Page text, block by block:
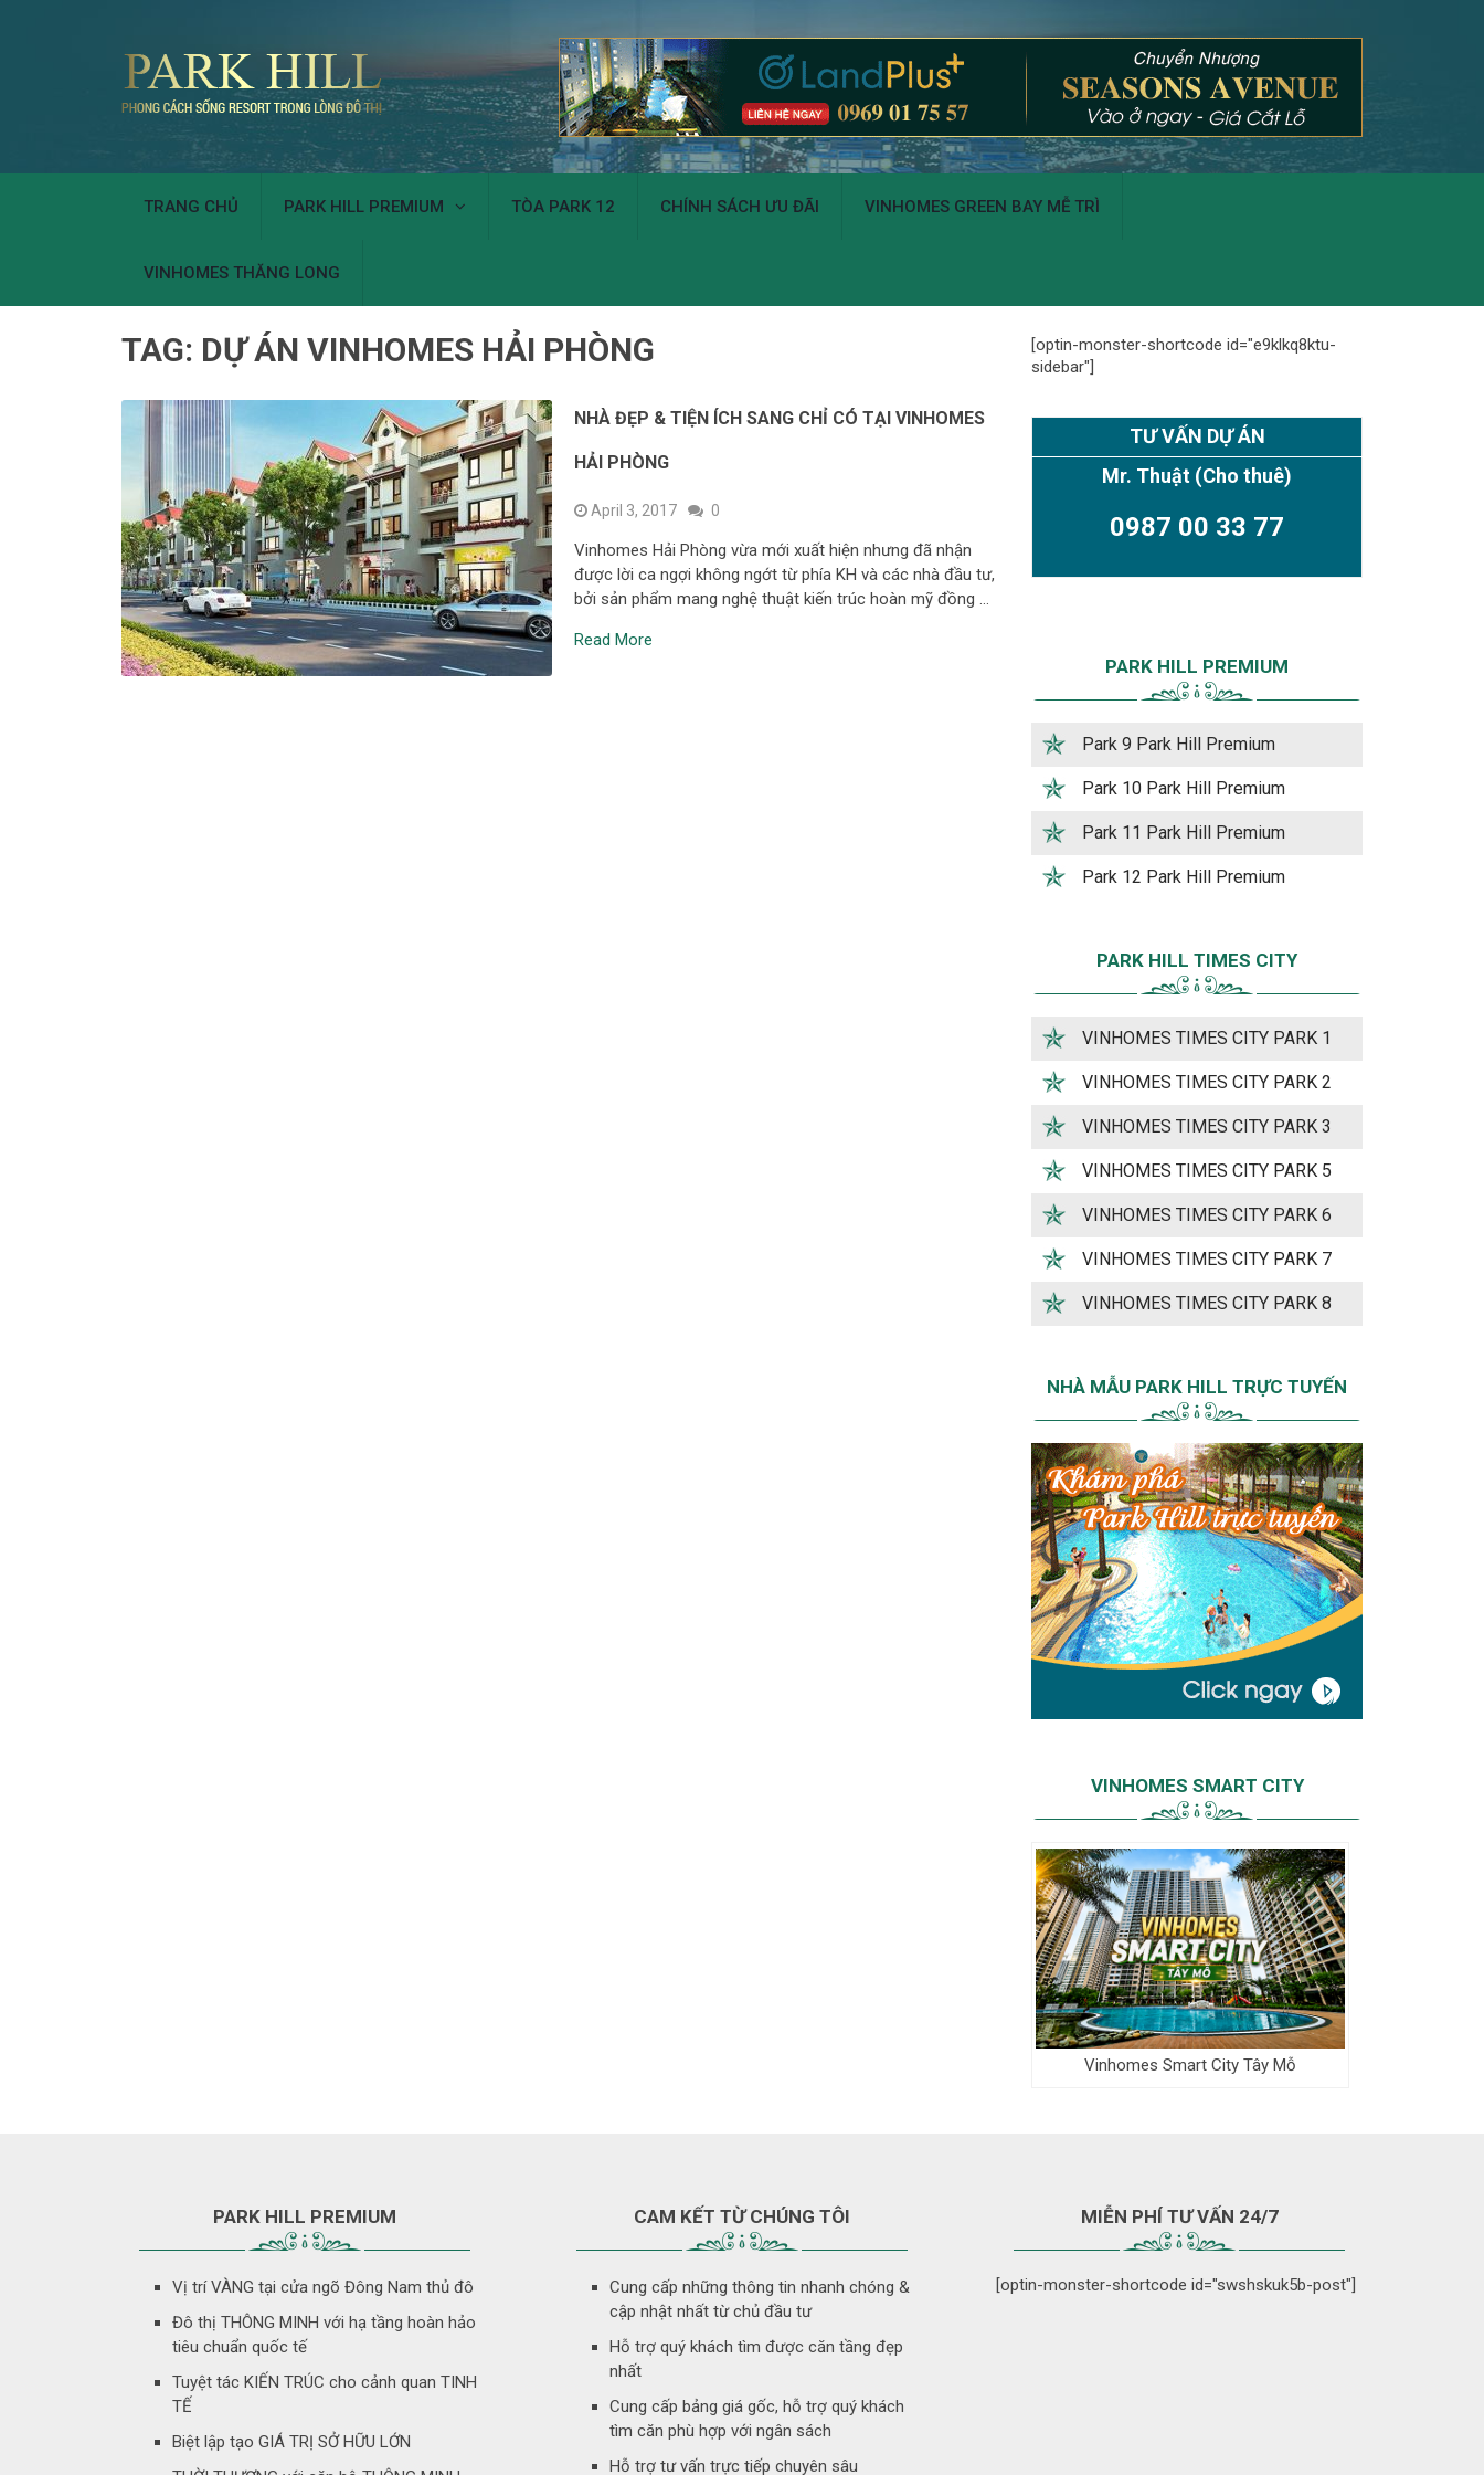
TRANG CHỦ PARK HILL PREMIUM TÒA PARK 12 CHÍNH SÁCH ƯU ĐÃI VINHOMES GREEN BAY MỄ TRÌ
VINHOMES THĂNG LONG
TAG: DỰ ÁN VINHOMES HẢI PHÒNG
NHÀ ĐẸP & TIỆN ÍCH SANG CHỈ CÓ TẠI VINHOMES
HẢI PHÒNG
April 3, 2017 0
Vinhomes Hải Phòng vừa mới xuất hiện nhưng đã nhận
được lời ca ngợi không ngớt từ phía KH và các nhà đầu tư,
bởi sản phẩm mang nghệ thuật kiến trúc hoàn mỹ đồng …
Read More
[optin-monster-shortcode id="e9klkq8ktu-
sidebar"]
TƯ VẤN DỰ ÁN
Mr. Thuật (Cho thuê)
0987 00 33 77
PARK HILL PREMIUM
Park 9 Park Hill Premium
Park 10 Park Hill Premium
Park 11 Park Hill Premium
Park 12 Park Hill Premium
PARK HILL TIMES CITY
VINHOMES TIMES CITY PARK 1
VINHOMES TIMES CITY PARK 2
VINHOMES TIMES CITY PARK 3
VINHOMES TIMES CITY PARK 5
VINHOMES TIMES CITY PARK 6
VINHOMES TIMES CITY PARK 7
VINHOMES TIMES CITY PARK 8
NHÀ MẪU PARK HILL TRỰC TUYẾN
VINHOMES SMART CITY
Vinhomes Smart City Tây Mỗ
PARK HILL PREMIUM
Vị trí VÀNG tại cửa ngõ Đông Nam thủ đô
Đô thị THÔNG MINH với hạ tầng hoàn hảo
tiêu chuẩn quốc tế
Tuyệt tác KIẾN TRÚC cho cảnh quan TINH
TẾ
Biệt lập tạo GIÁ TRỊ SỞ HỮU LỚN
CAM KẾT TỪ CHÚNG TÔI
Cung cấp những thông tin nhanh chóng &
cập nhật nhất từ chủ đầu tư
Hỗ trợ quý khách tìm được căn tầng đẹp
nhất
Cung cấp bảng giá gốc, hỗ trợ quý khách
tìm căn phù hợp với ngân sách
Hỗ trợ tư vấn trực tiếp chuyên sâu
MIỄN PHÍ TƯ VẤN 24/7
[optin-monster-shortcode id="swshskuk5b-post"]